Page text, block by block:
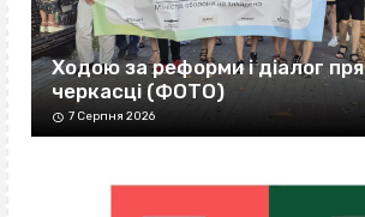
Ходою за реформи і діалог
черкасці (ФОТО)
7 Серпня 2026